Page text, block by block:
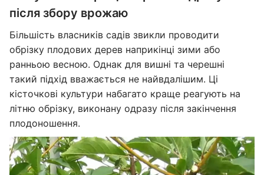
після збору врожаю
Більшість власників садів звикли проводити
обрізку плодових дерев наприкінці зими або
ранньою весною. Однак для вишні та черешні
такий підхід вважається не найвдалішим. Ці
кісточкові культури набагато краще реагують на
літню обрізку, виконану одразу після закінчення
плодоношення.